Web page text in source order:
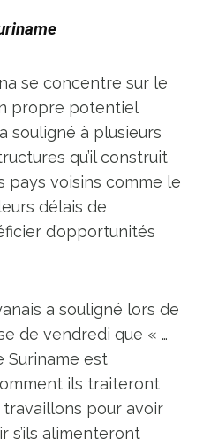
se concentre sur le
propre potentiel
souligné à plusieurs
qu’il construit
pays voisins comme le
délais de
d’opportunités
a souligné lors de
de vendredi que « …
Suriname est
ils traiteront
travaillons pour avoir
s’ils alimenteront